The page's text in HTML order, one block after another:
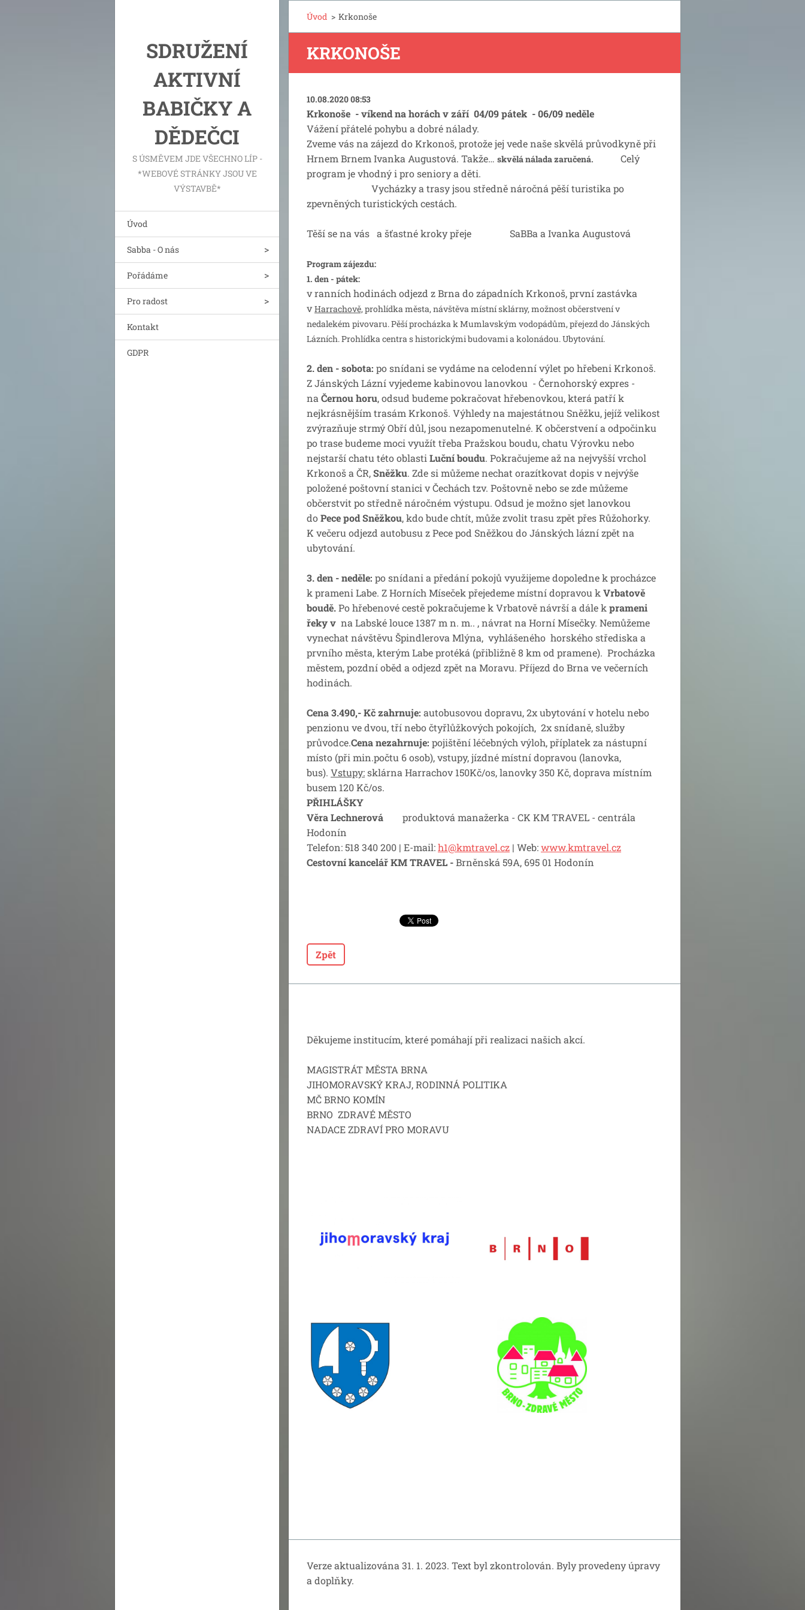
SDRUŽENÍ
AKTIVNÍ
BABIČKY A
DĚDEČCI
S ÚSMĚVEM JDE VŠECHNO LÍP -
*WEBOVÉ STRÁNKY JSOU VE
VÝSTAVBĚ*
Úvod
Sabba - O nás
Pořádáme
Pro radost
Kontakt
GDPR
Úvod > Krkonoše
KRKONOŠE
10.08.2020 08:53
Krkonoše - víkend na horách v září 04/09 pátek - 06/09 neděle
Vážení přátelé pohybu a dobré nálady.
Zveme vás na zájezd do Krkonoš, protože jej vede naše skvělá průvodkyně při
Hrnem Brnem Ivanka Augustová. Takže… skvělá nálada zaručená. Celý
program je vhodný i pro seniory a děti.
Vycházky a trasy jsou středně náročná pěší turistika po
zpevněných turistických cestách.
Těší se na vás a šťastné kroky přeje SaBBa a Ivanka Augustová
Program zájezdu:
1. den - pátek:
v ranních hodinách odjezd z Brna do západních Krkonoš, první zastávka
v Harrachově,prohlídka města, návštěva místní sklárny, možnost občerstvení v
nedalekém pivovaru. Pěší procházka k Mumlavským vodopádům, přejezd do Jánských
Lázních. Prohlídka centra s historickými budovami a kolonádou. Ubytování.
2. den - sobota: po snídani se vydáme na celodenní výlet po hřebeni Krkonoš.
Z Jánských Lázní vyjedeme kabinovou lanovkou - Černohorský expres -
na Černou horu, odsud budeme pokračovat hřebenovkou, která patří k
nejkrásnějším trasám Krkonoš. Výhledy na majestátnou Sněžku, jejíž velikost
zvýrazňuje strmý Obří důl, jsou nezapomenutelné. K občerstvení a odpočinku
po trase budeme moci využít třeba Pražskou boudu, chatu Výrovku nebo
nejstarší chatu této oblasti Luční boudu. Pokračujeme až na nejvyšší vrchol
Krkonoš a ČR,Sněžku. Zde si můžeme nechat orazítkovat dopis v nejvýše
položené poštovní stanici v Čechách tzv. Poštovně nebo se zde můžeme
občerstvit po středně náročném výstupu. Odsud je možno sjet lanovkou
doPece pod Sněžkou, kdo bude chtít, může zvolit trasu zpět přes Růžohorky.
K večeru odjezd autobusu z Pece pod Sněžkou do Jánských lázní zpět na
ubytování.
3. den - neděle: po snídani a předání pokojů využijeme dopoledne k procházce
k prameni Labe. Z Horních Míseček přejedeme místní dopravou k Vrbatově
boudě.Po hřebenové cestě pokračujeme k Vrbatově návrší a dále k prameni
řeky v na Labské louce 1387 m n. m.. , návrat na Horní Mísečky. Nemůžeme
vynechat návštěvu Špindlerova Mlýna, vyhlášeného horského střediska a
prvního města, kterým Labe protéká (přibližně 8 km od pramene). Procházka
městem, pozdní oběd a odjezd zpět na Moravu. Příjezd do Brna ve večerních
hodinách.
Cena 3.490,- Kč zahrnuje: autobusovou dopravu, 2x ubytování v hotelu nebo
penzionu ve dvou, tří nebo čtyřlůžkových pokojích, 2x snídaně, služby
průvodce.Cena nezahrnuje: pojištění léčebných výloh, příplatek za nástupní
místo (při min.počtu 6 osob), vstupy, jízdné místní dopravou (lanovka,
bus). Vstupy:sklárna Harrachov 150Kč/os, lanovky 350 Kč, doprava místním
busem 120 Kč/os.
PŘIHLÁŠKY
Věra Lechnerová produktová manažerka - CK KM TRAVEL - centrála
Hodonín
Telefon: 518 340 200 | E-mail:h1@kmtravel.cz | Web:www.kmtravel.cz
Cestovní kancelář KM TRAVEL -Brněnská 59A, 695 01 Hodonín
Zpět
Děkujeme institucím, které pomáhají při realizaci našich akcí.
MAGISTRÁT MĚSTA BRNA
JIHOMORAVSKÝ KRAJ, RODINNÁ POLITIKA
MČ BRNO KOMÍN
BRNO ZDRAVÉ MĚSTO
NADACE ZDRAVÍ PRO MORAVU
Verze aktualizována 31. 1. 2023. Text byl zkontrolován. Byly provedeny úpravy
a doplňky.